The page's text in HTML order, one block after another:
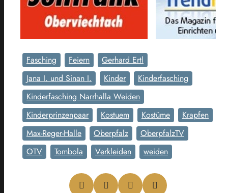
Fasching Feiern
Gerhard Ertl
Jana I. und Sinan I.
Kinder
Kinderfasching
Kinderfasching Narrhalla Weiden
Kinderprinzenpaar
Kostuem Kostüme
Krapfen
Max-Reger-Halle
Oberpfalz
OberpfalzTV
OTV
Tombola Verkleiden weiden